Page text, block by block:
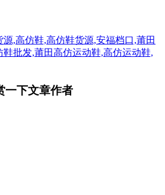
,高仿鞋,高仿鞋货源,安福档口,莆田
批发,莆田高仿运动鞋,高仿运动鞋,
一下文章作者